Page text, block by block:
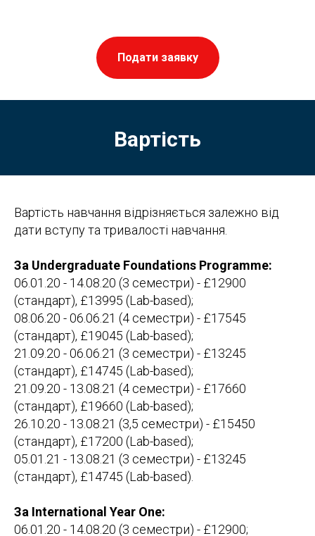
Подати заявку
Вартість
Вартість навчання відрізняється залежно від
дати вступу та тривалості навчання.
За Undergraduate Foundations Programme:
06.01.20 - 14.08.20 (3 семестри) - £12900
(стандарт), £13995 (Lab-based);
08.06.20 - 06.06.21 (4 семестри) - £17545
(стандарт), £19045 (Lab-based);
21.09.20 - 06.06.21 (3 семестри) - £13245
(стандарт), £14745 (Lab-based);
21.09.20 - 13.08.21 (4 семестри) - £17660
(стандарт), £19660 (Lab-based);
26.10.20 - 13.08.21 (3,5 семестри) - £15450
(стандарт), £17200 (Lab-based);
05.01.21 - 13.08.21 (3 семестри) - £13245
(стандарт), £14745 (Lab-based).
За International Year One:
06.01.20 - 14.08.20 (3 семестри) - £12900;